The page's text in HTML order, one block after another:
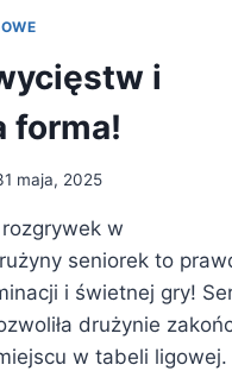
i
forma!
maja, 2025
w
seniorek to
i świetnej gry!
drużynie
w tabeli ligowej.